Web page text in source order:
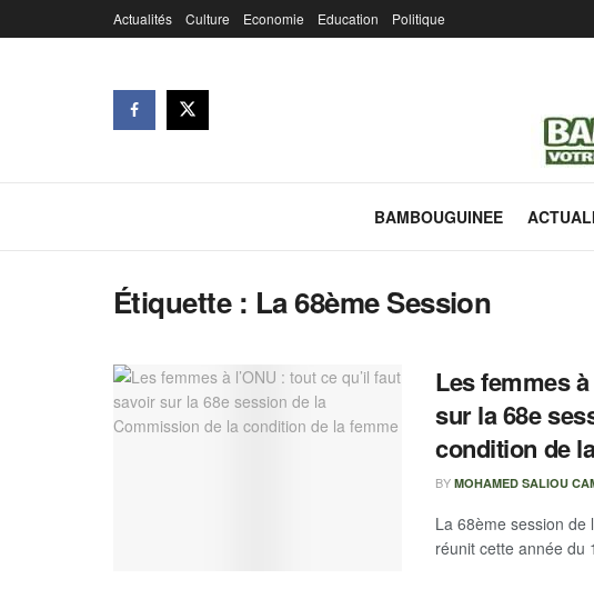
Actualités Culture Economie Education Politique
BAMBOUGUINEE
Étiquette : La 68ème Session
Les femmes
sur la 68e
condition de
BY MOHAMED SALIOU
La 68ème session de
réunit cette année du